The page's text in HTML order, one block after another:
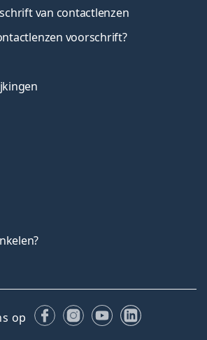
van contactlenzen
voorschrift?
op FacebookInstagram
YouTubeLinkedIn